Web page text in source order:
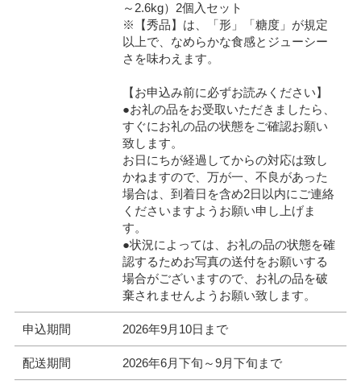
～2.6kg）2個入セット
※【秀品】は、「形」「糖度」が規定
以上で、なめらかな食感とジューシー
さを味わえます。
【お申込み前に必ずお読みください】
●お礼の品をお受取いただきましたら、
すぐにお礼の品の状態をご確認お願い
致します。
お日にちが経過してからの対応は致し
かねますので、万が一、不良があった
場合は、到着日を含め2日以内にご連絡
くださいますようお願い申し上げま
す。
●状況によっては、お礼の品の状態を確
認するためお写真の送付をお願いする
場合がございますので、お礼の品を破
棄されませんようお願い致します。
申込期間 2026年9月10日まで
配送期間 2026年6月下旬～9月下旬まで